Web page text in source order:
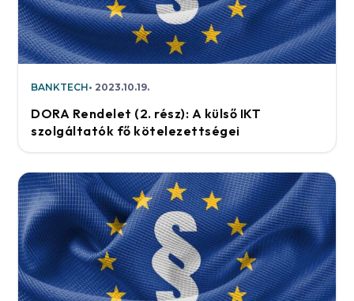
BANKTECH 2023.10.19.
DORA Rendelet (2. rész): A külső IKT
szolgáltatók fő kötelezettségei